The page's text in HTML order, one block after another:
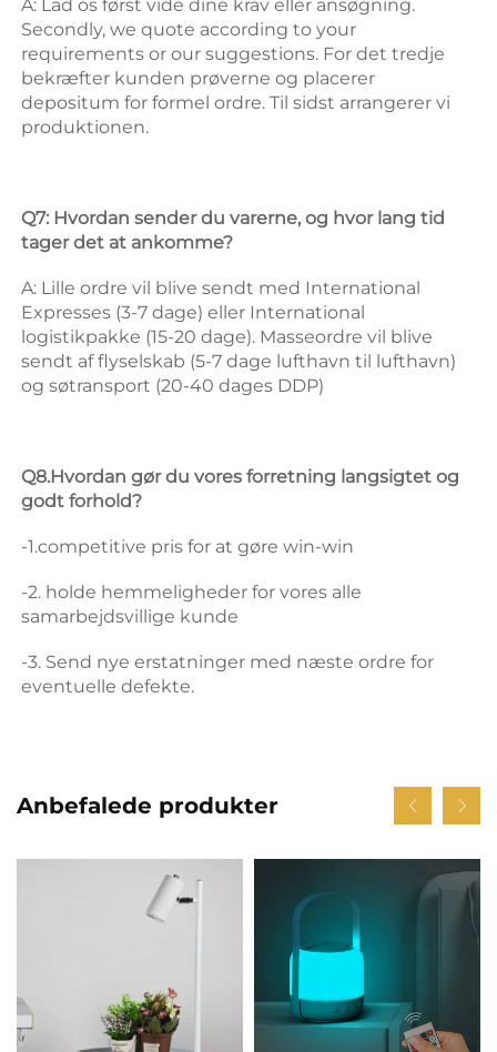
Secondly, we quote according to your
requirements or our suggestions. For det tredje
bekræfter kunden prøverne og placerer
depositum for formel ordre. Til sidst arrangerer vi
produktionen.
Q7: Hvordan sender du varerne, og hvor lang tid
tager det at ankomme?
A: Lille ordre vil blive sendt med International
Expresses (3-7 dage) eller International
logistikpakke (15-20 dage). Masseordre vil blive
sendt af flyselskab (5-7 dage lufthavn til lufthavn)
og søtransport (20-40 dages DDP)
Q8.Hvordan gør du vores forretning langsigtet og
godt forhold?
-1.competitive pris for at gøre win-win
-2. holde hemmeligheder for vores alle
samarbejdsvillige kunde
-3. Send nye erstatninger med næste ordre for
eventuelle defekte.
Anbefalede produkter